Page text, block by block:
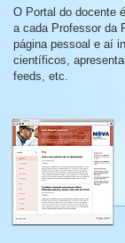
O Portal do docente
a cada Professor da
página pessoal e aí
científicos,
feeds, etc.